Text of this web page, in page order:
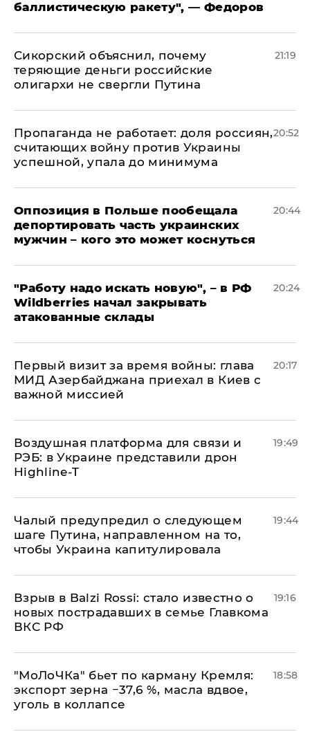
баллистическую ракету", — Федоров
Сикорский объяснил, почему
теряющие деньги российские
олигархи не свергли Путина
21:19
​Пропаганда не работает: доля россиян,
считающих войну против Украины
успешной, упала до минимума
20:52
Оппозиция в Польше пообещала
депортировать часть украинских
мужчин – кого это может коснуться
20:44
"Работу надо искать новую", – в РФ
Wildberries начал закрывать
атакованные склады
20:24
Первый визит за время войны: глава
МИД Азербайджана приехал в Киев с
важной миссией
20:17
Воздушная платформа для связи и
РЭБ: в Украине представили дрон
Highline-T
19:49
Чалый предупредил о следующем
шаге Путина, направленном на то,
чтобы Украина капитулировала
19:44
Взрыв в Balzi Rossi: стало известно о
новых пострадавших в семье Главкома
ВКС РФ
19:16
​"МоЛоЧКа" бьет по карману Кремля:
экспорт зерна −37,6 %, масла вдвое,
уголь в коллапсе
18:58